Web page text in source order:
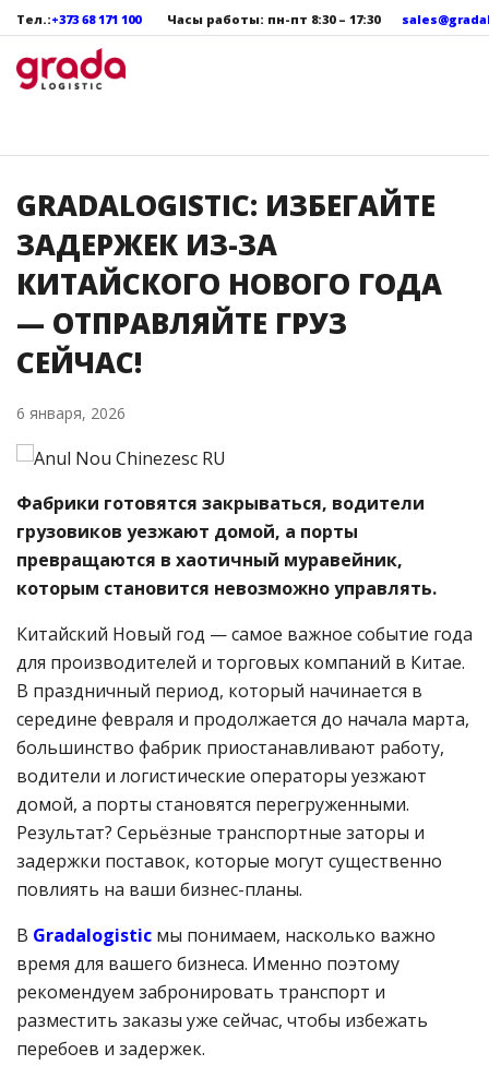
Тел.:+373 68 171 100 Часы работы: пн-пт 8:30 – 17:30
GRADALOGISTIC: ИЗБЕГАЙТЕ
ЗАДЕРЖЕК ИЗ-ЗА
КИТАЙСКОГО НОВОГО ГОДА
— ОТПРАВЛЯЙТЕ ГРУЗ
СЕЙЧАС!
6 января, 2026
Фабрики готовятся закрываться, водители
грузовиков уезжают домой, а порты
превращаются в хаотичный муравейник,
которым становится невозможно управлять.
Китайский Новый год — самое важное событие года
для производителей и торговых компаний в Китае.
В праздничный период, который начинается в
середине февраля и продолжается до начала марта,
большинство фабрик приостанавливают работу,
водители и логистические операторы уезжают
домой, а порты становятся перегруженными.
Результат? Серьёзные транспортные заторы и
задержки поставок, которые могут существенно
повлиять на ваши бизнес-планы.
В Gradalogistic мы понимаем, насколько важно
время для вашего бизнеса. Именно поэтому
рекомендуем забронировать транспорт и
разместить заказы уже сейчас, чтобы избежать
перебоев и задержек.